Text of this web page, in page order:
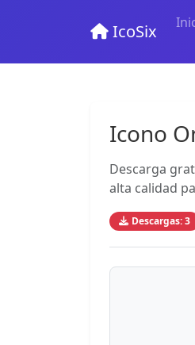
IcoSix
Icono
Descarga
alta calidad
Descargas: 3